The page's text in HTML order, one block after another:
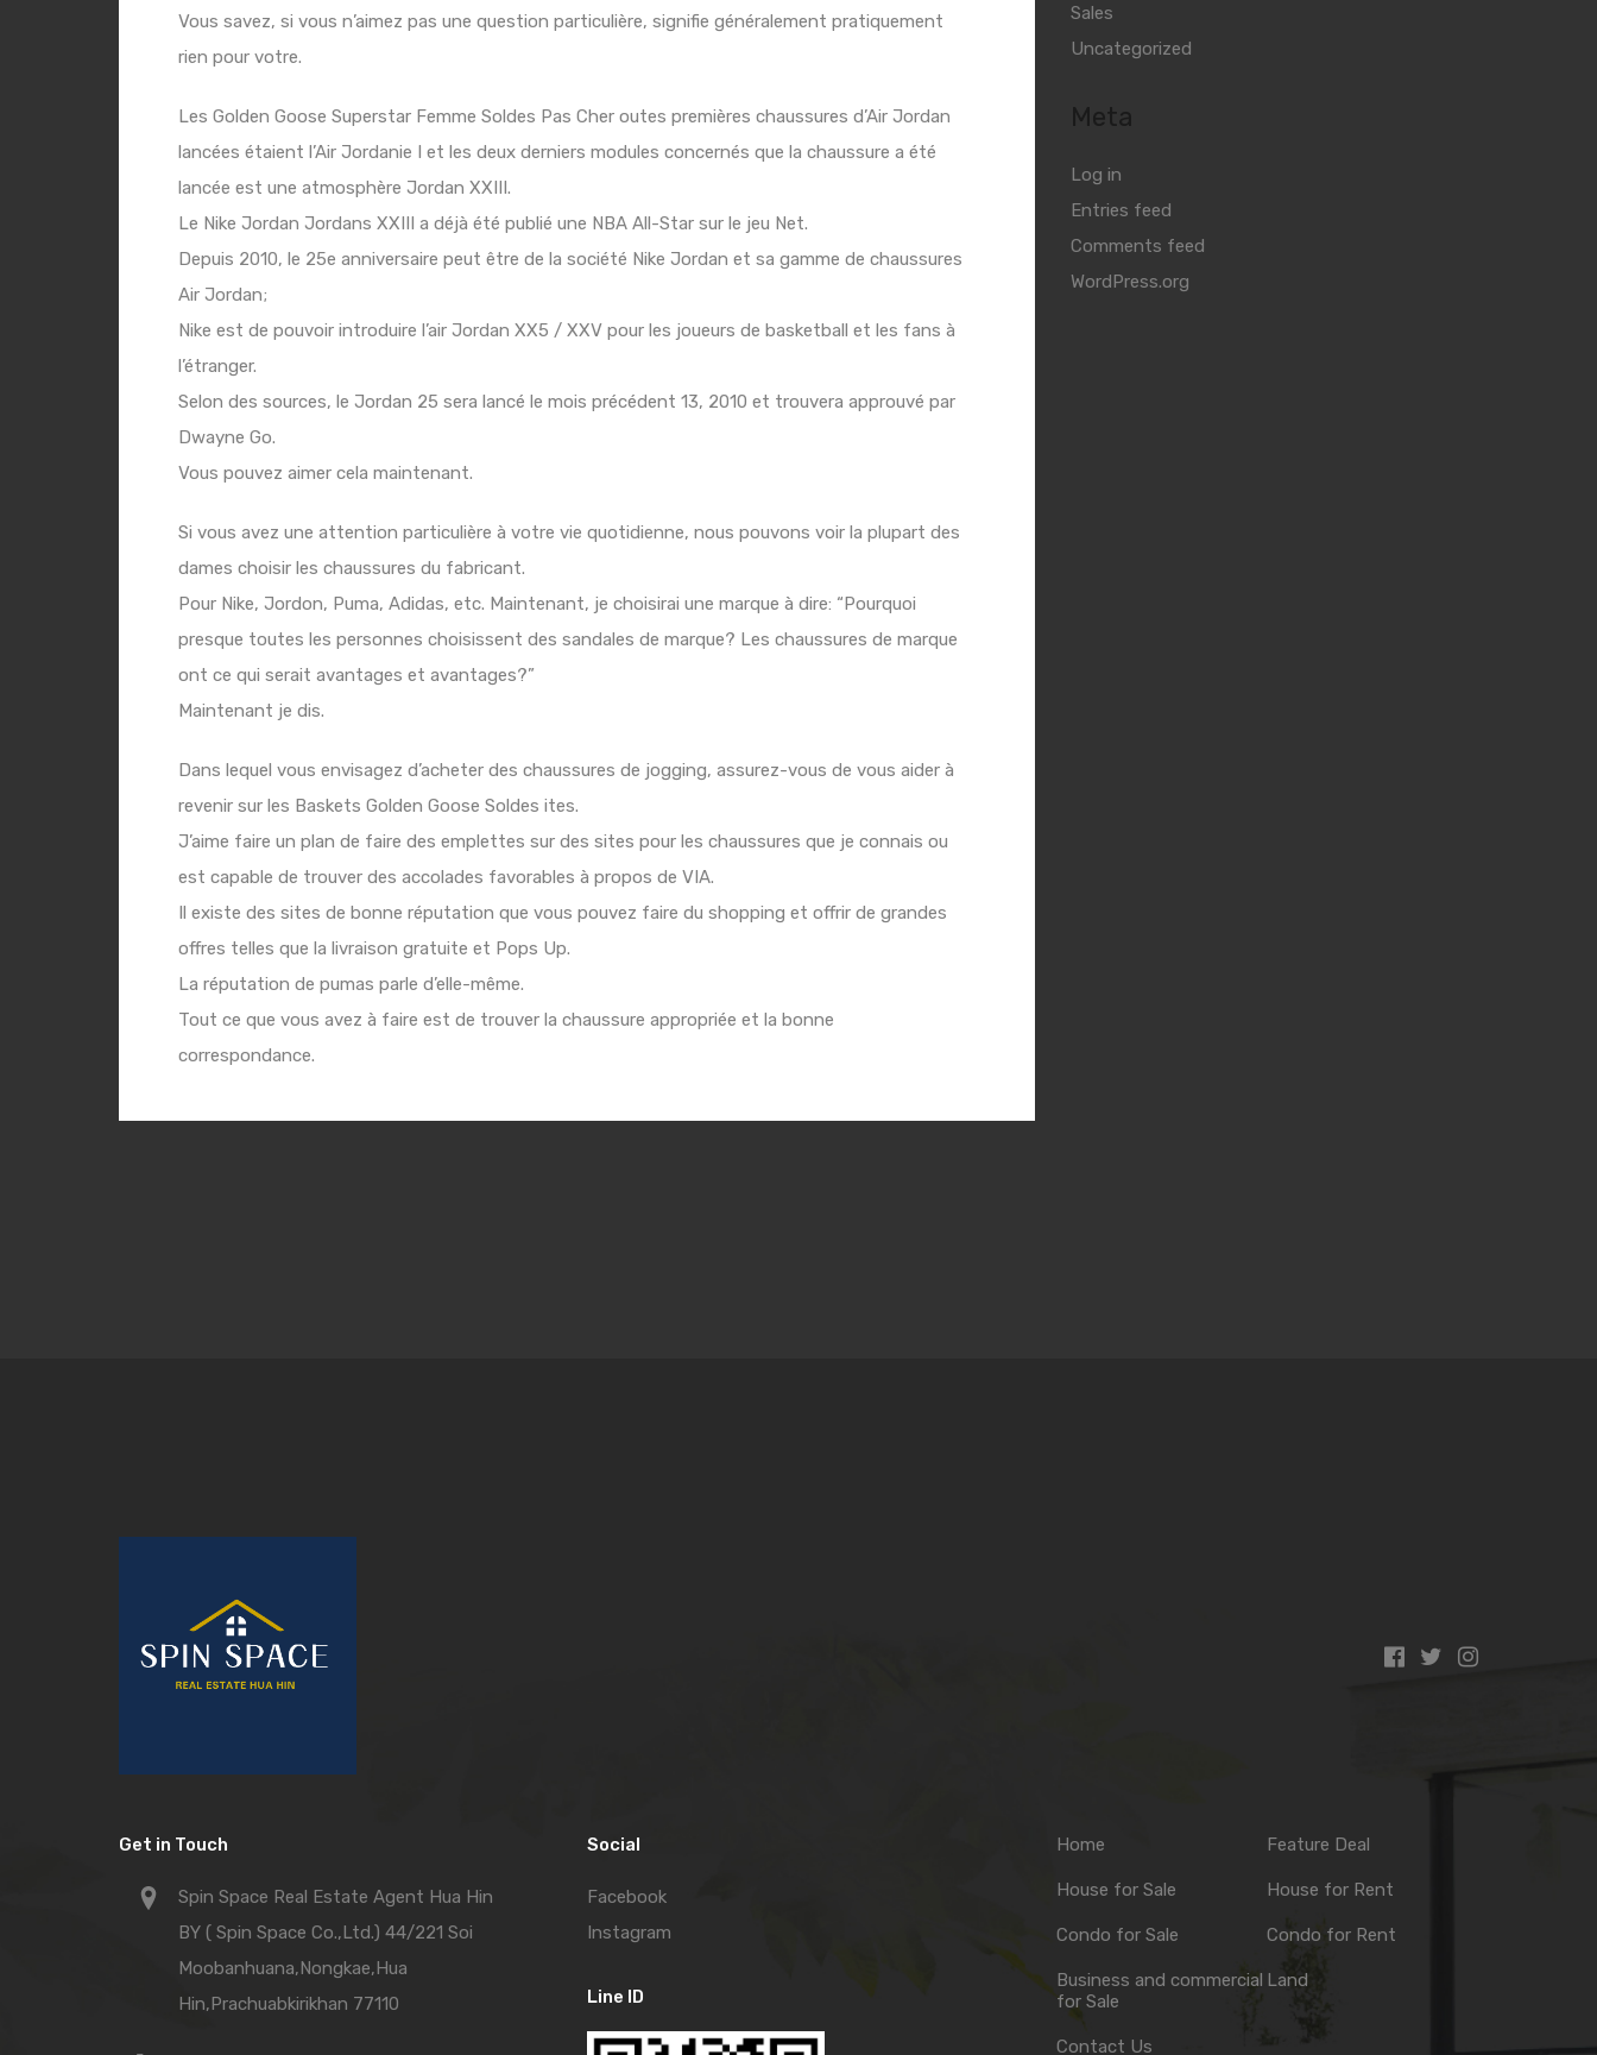
Vous savez, si vous n’aimez pas une question particulière, signifie généralement pratiquement
rien pour votre.
Les Golden Goose Superstar Femme Soldes Pas Cher outes premières chaussures d’Air Jordan
lancées étaient l’Air Jordanie I et les deux derniers modules concernés que la chaussure a été
lancée est une atmosphère Jordan XXIII.
Le Nike Jordan Jordans XXIII a déjà été publié une NBA All-Star sur le jeu Net.
Depuis 2010, le 25e anniversaire peut être de la société Nike Jordan et sa gamme de chaussures
Air Jordan;
Nike est de pouvoir introduire l’air Jordan XX5 / XXV pour les joueurs de basketball et les fans à
l’étranger.
Selon des sources, le Jordan 25 sera lancé le mois précédent 13, 2010 et trouvera approuvé par
Dwayne Go.
Vous pouvez aimer cela maintenant.
Si vous avez une attention particulière à votre vie quotidienne, nous pouvons voir la plupart des
dames choisir les chaussures du fabricant.
Pour Nike, Jordon, Puma, Adidas, etc. Maintenant, je choisirai une marque à dire: “Pourquoi
presque toutes les personnes choisissent des sandales de marque? Les chaussures de marque
ont ce qui serait avantages et avantages?”
Maintenant je dis.
Dans lequel vous envisagez d’acheter des chaussures de jogging, assurez-vous de vous aider à
revenir sur les Baskets Golden Goose Soldes ites.
J’aime faire un plan de faire des emplettes sur des sites pour les chaussures que je connais ou
est capable de trouver des accolades favorables à propos de VIA.
Il existe des sites de bonne réputation que vous pouvez faire du shopping et offrir de grandes
offres telles que la livraison gratuite et Pops Up.
La réputation de pumas parle d’elle-même.
Tout ce que vous avez à faire est de trouver la chaussure appropriée et la bonne
correspondance.
Sales
Uncategorized
Meta
Log in
Entries feed
Comments feed
WordPress.org
Get in Touch
Spin Space Real Estate Agent Hua Hin
BY ( Spin Space Co.,Ltd.) 44/221 Soi
Moobanhuana,Nongkae,Hua
Hin,Prachuabkirikhan 77110
Social
Facebook
Instagram
Line ID
Home Feature Deal
House for Sale House for Rent
Condo for Sale Condo for Rent
Business and commercial
for Sale
Land
Contact Us